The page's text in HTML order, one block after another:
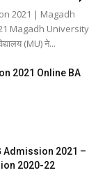
2021 | Magadh
Magadh University
(MU) ने...
2021 Online BA
Admission 2021 –
2020-22